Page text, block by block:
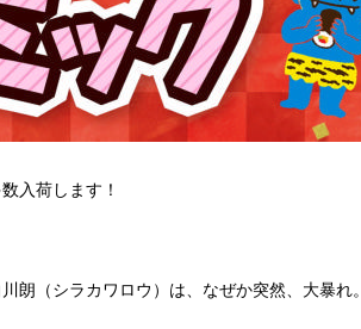
入荷します！
朗（シラカワロウ）は、なぜか突然、大暴れ